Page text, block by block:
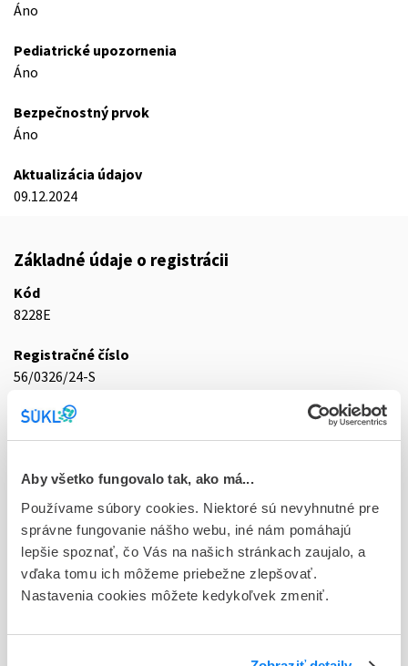
Aby všetko fungovalo tak, ako má...
Používame súbory cookies. Niektoré sú nevyhnutné pre
správne fungovanie nášho webu, iné nám pomáhajú
lepšie spoznať, čo Vás na našich stránkach zaujalo, a
vďaka tomu ich môžeme priebežne zlepšovať.
Nastavenia cookies môžete kedykoľvek zmeniť.
Áno
Pediatrické upozornenia
Áno
Bezpečnostný prvok
Áno
Aktualizácia údajov
09.12.2024
Základné údaje o registrácii
Kód
8228E
Registračné číslo
56/0326/24-S
Doplnok
tbl 20x5 mg (blis.PVC/PVDC-Al)
Stav
R - Aktuálna registrácia
Typ registračnej procedúry
Vzájomné uznávanie (mutual recognition proc.)
Držiteľ, krajina